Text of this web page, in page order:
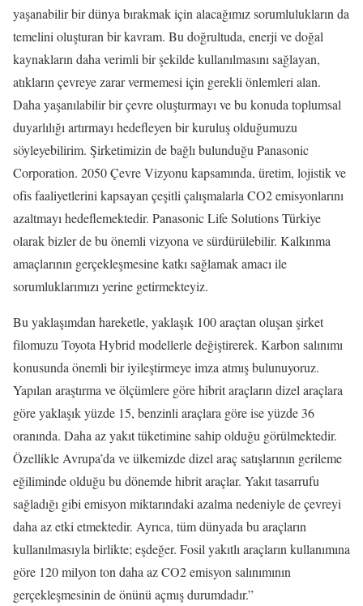
yaşanabilir bir dünya bırakmak için alacağımız sorumlulukların da
temelini oluşturan bir kavram. Bu doğrultuda, enerji ve doğal
kaynakların daha verimli bir şekilde kullanılmasını sağlayan,
atıkların çevreye zarar vermemesi için gerekli önlemleri alan.
Daha yaşanılabilir bir çevre oluşturmayı ve bu konuda toplumsal
duyarlılığı artırmayı hedefleyen bir kuruluş olduğumuzu
söyleyebilirim. Şirketimizin de bağlı bulunduğu Panasonic
Corporation. 2050 Çevre Vizyonu kapsamında, üretim, lojistik ve
ofis faaliyetlerini kapsayan çeşitli çalışmalarla CO2 emisyonlarını
azaltmayı hedeflemektedir. Panasonic Life Solutions Türkiye
olarak bizler de bu önemli vizyona ve sürdürülebilir. Kalkınma
amaçlarının gerçekleşmesine katkı sağlamak amacı ile
sorumluklarımızı yerine getirmekteyiz.
Bu yaklaşımdan hareketle, yaklaşık 100 araçtan oluşan şirket
filomuzu Toyota Hybrid modellerle değiştirerek. Karbon salınımı
konusunda önemli bir iyileştirmeye imza atmış bulunuyoruz.
Yapılan araştırma ve ölçümlere göre hibrit araçların dizel araçlara
göre yaklaşık yüzde 15, benzinli araçlara göre ise yüzde 36
oranında. Daha az yakıt tüketimine sahip olduğu görülmektedir.
Özellikle Avrupa’da ve ülkemizde dizel araç satışlarının gerileme
eğiliminde olduğu bu dönemde hibrit araçlar. Yakıt tasarrufu
sağladığı gibi emisyon miktarındaki azalma nedeniyle de çevreyi
daha az etki etmektedir. Ayrıca, tüm dünyada bu araçların
kullanılmasıyla birlikte; eşdeğer. Fosil yakıtlı araçların kullanımına
göre 120 milyon ton daha az CO2 emisyon salınımının
gerçekleşmesinin de önünü açmış durumdadır.”